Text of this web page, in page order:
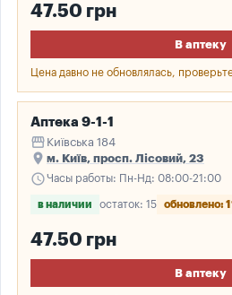
47.50 грн
В аптеку
Цена давно не обновлялась,
Аптека 9-1-1
storefront Київська 184
place м. Київ, просп. Лісовий, 23
scheduleЧасы работы: Пн-Нд: 08:00-21:00
в наличии остаток: 15 обновлено:
47.50 грн
В аптеку